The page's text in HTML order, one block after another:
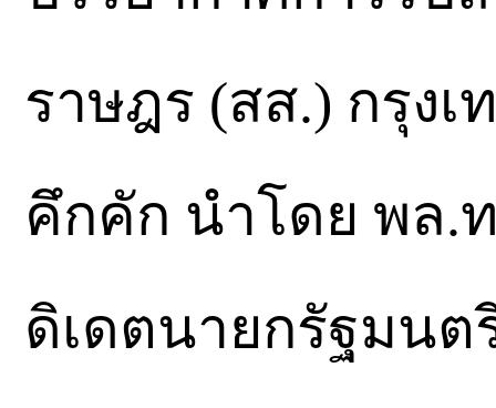
ราษฎร (สส.) กรุง
คึกคัก นำโดย พล.
ดิเดตนายกรัฐมนต